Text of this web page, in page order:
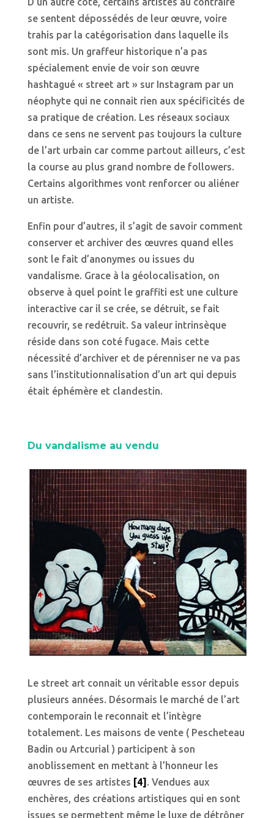
se sentent dépossédés de leur œuvre, voire
trahis par la catégorisation dans laquelle ils
sont mis. Un graffeur historique n’a pas
spécialement envie de voir son œuvre
hashtagué « street art » sur Instagram par un
néophyte qui ne connait rien aux spécificités de
sa pratique de création. Les réseaux sociaux
dans ce sens ne servent pas toujours la culture
de l’art urbain car comme partout ailleurs, c’est
la course au plus grand nombre de followers.
Certains algorithmes vont renforcer ou aliéner
un artiste.
Enfin pour d’autres, il s’agit de savoir comment
conserver et archiver des œuvres quand elles
sont le fait d’anonymes ou issues du
vandalisme. Grace à la géolocalisation, on
observe à quel point le graffiti est une culture
interactive car il se crée, se détruit, se fait
recouvrir, se redétruit. Sa valeur intrinsèque
réside dans son coté fugace. Mais cette
nécessité d’archiver et de pérenniser ne va pas
sans l’institutionnalisation d’un art qui depuis
était éphémère et clandestin.
Du vandalisme au vendu
Le street art connait un véritable essor depuis
plusieurs années. Désormais le marché de l’art
contemporain le reconnait et l’intègre
totalement. Les maisons de vente ( Pescheteau
Badin ou Artcurial ) participent à son
anoblissement en mettant à l’honneur les
œuvres de ses artistes [4] . Vendues aux
enchères, des créations artistiques qui en sont
issues se permettent même le luxe de détrôner